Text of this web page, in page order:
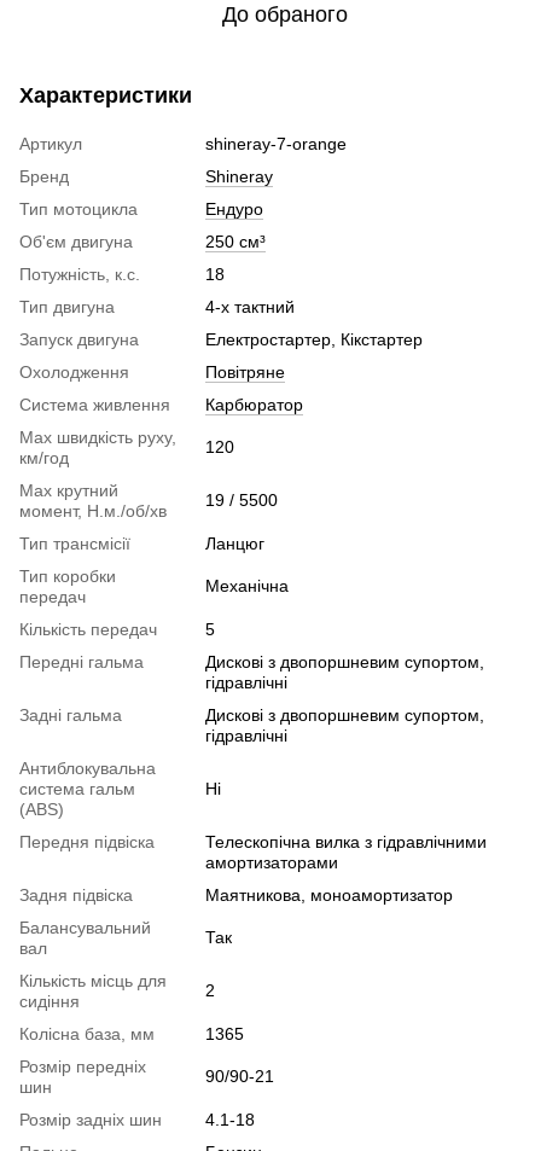
До обраного
Характеристики
Артикул
shineray-7-orange
Бренд
Shineray
Тип мотоцикла
Ендуро
Об'єм двигуна
250 см³
Потужність, к.с.
18
Тип двигуна
4-х тактний
Запуск двигуна
Електростартер, Кікстартер
Охолодження
Повітряне
Система живлення
Карбюратор
Max швидкість руху,
км/год
120
Max крутний
момент, Н.м./об/хв
19 / 5500
Тип трансмісії
Ланцюг
Тип коробки
передач
Механічна
Кількість передач
5
Передні гальма
Дискові з двопоршневим супортом,
гідравлічні
Задні гальма
Дискові з двопоршневим супортом,
гідравлічні
Антиблокувальна
система гальм
(ABS)
Ні
Передня підвіска
Телескопічна вилка з гідравлічними
амортизаторами
Задня підвіска
Маятникова, моноамортизатор
Балансувальний
вал
Так
Кількість місць для
сидіння
2
Колісна база, мм
1365
Розмір передніх
шин
90/90-21
Розмір задніх шин
4.1-18